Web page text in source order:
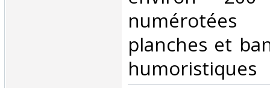
planches et
humoristiques‎